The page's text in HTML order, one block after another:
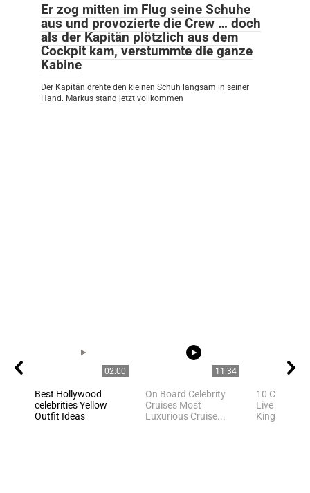
Er zog mitten im Flug seine Schuhe
aus und provozierte die Crew … doch
als der Kapitän plötzlich aus dem
Cockpit kam, verstummte die ganze
Kabine
Der Kapitän drehte den kleinen Schuh langsam in seiner
Hand. Markus stand jetzt vollkommen
02:00
Best Hollywood
celebrities Yellow
Outfit Ideas
11:34
On Board Celebrity
Cruises Most
Luxurious Cruise...
10
Live In
Kingdom